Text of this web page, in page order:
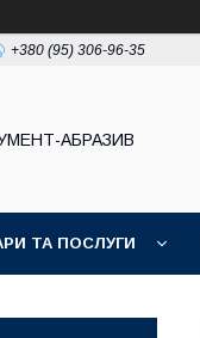
+380 (95) 306-96-35
АБРАЗИВ
ТА ПОСЛУГИ